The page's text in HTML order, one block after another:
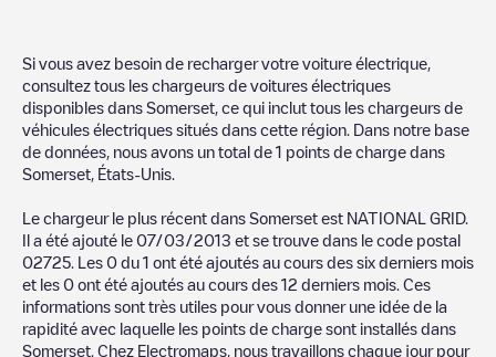
Si vous avez besoin de recharger votre voiture électrique,
consultez tous les chargeurs de voitures électriques
disponibles dans Somerset , ce qui inclut tous les chargeurs de
véhicules électriques situés dans cette région. Dans notre base
de données, nous avons un total de 1 points de charge dans
Somerset États-Unis
Le chargeur le plus récent dans Somerset est NATIONAL GRID.
Il a été ajouté le 07/03/2013 et se trouve dans le code postal
02725 . Les 0 du 1 ont été ajoutés au cours des six derniers mois
et les 0 ont été ajoutés au cours des 12 derniers mois. Ces
informations sont très utiles pour vous donner une idée de la
rapidité avec laquelle les points de charge sont installés dans
Somerset . Chez Electromaps, nous travaillons chaque jour pour